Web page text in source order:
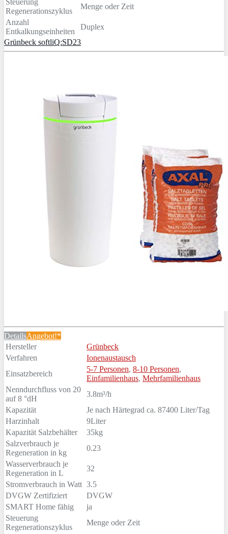
Regenerationszyklus
Menge oder Zeit
Anzahl
Entkalkungseinheiten
Duplex
Grünbeck softliQ:SD23
DetailsAngebot!*
Hersteller
Grünbeck
Verfahren
Ionenaustausch
Einsatzbereich
5-7 Personen, 8-10 Personen,
Einfamilienhaus, Mehrfamilienhaus
Nenndurchfluss von 20
auf 8 °dH
3.8m³/h
Kapazität
Je nach Härtegrad ca. 87400 Liter/Tag
Harzinhalt
9Liter
Kapazität Salzbehälter
35kg
Salzverbrauch je
Regeneration in kg
0.23
Wasserverbrauch je
Regeneration in L
32
Stromverbrauch in Watt 3.5
DVGW Zertifiziert
DVGW
SMART Home fähig
ja
Steuerung
Regenerationszyklus
Menge oder Zeit